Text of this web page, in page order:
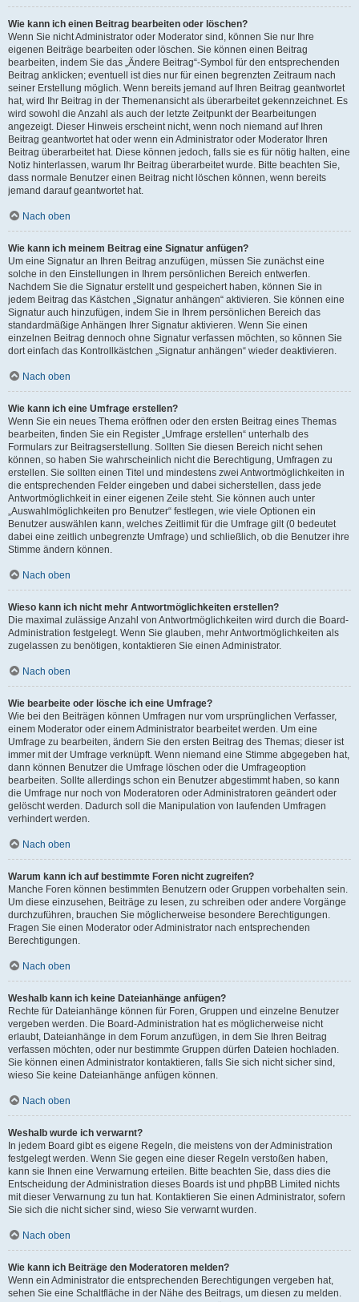
Wie kann ich einen Beitrag bearbeiten oder löschen?
Wenn Sie nicht Administrator oder Moderator sind, können Sie nur Ihre
eigenen Beiträge bearbeiten oder löschen. Sie können einen Beitrag
bearbeiten, indem Sie das „Ändere Beitrag“-Symbol für den entsprechenden
Beitrag anklicken; eventuell ist dies nur für einen begrenzten Zeitraum nach
seiner Erstellung möglich. Wenn bereits jemand auf Ihren Beitrag geantwortet
hat, wird Ihr Beitrag in der Themenansicht als überarbeitet gekennzeichnet. Es
wird sowohl die Anzahl als auch der letzte Zeitpunkt der Bearbeitungen
angezeigt. Dieser Hinweis erscheint nicht, wenn noch niemand auf Ihren
Beitrag geantwortet hat oder wenn ein Administrator oder Moderator Ihren
Beitrag überarbeitet hat. Diese können jedoch, falls sie es für nötig halten, eine
Notiz hinterlassen, warum Ihr Beitrag überarbeitet wurde. Bitte beachten Sie,
dass normale Benutzer einen Beitrag nicht löschen können, wenn bereits
jemand darauf geantwortet hat.
Nach oben
Wie kann ich meinem Beitrag eine Signatur anfügen?
Um eine Signatur an Ihren Beitrag anzufügen, müssen Sie zunächst eine
solche in den Einstellungen in Ihrem persönlichen Bereich entwerfen.
Nachdem Sie die Signatur erstellt und gespeichert haben, können Sie in
jedem Beitrag das Kästchen „Signatur anhängen“ aktivieren. Sie können eine
Signatur auch hinzufügen, indem Sie in Ihrem persönlichen Bereich das
standardmäßige Anhängen Ihrer Signatur aktivieren. Wenn Sie einen
einzelnen Beitrag dennoch ohne Signatur verfassen möchten, so können Sie
dort einfach das Kontrollkästchen „Signatur anhängen“ wieder deaktivieren.
Nach oben
Wie kann ich eine Umfrage erstellen?
Wenn Sie ein neues Thema eröffnen oder den ersten Beitrag eines Themas
bearbeiten, finden Sie ein Register „Umfrage erstellen“ unterhalb des
Formulars zur Beitragserstellung. Sollten Sie diesen Bereich nicht sehen
können, so haben Sie wahrscheinlich nicht die Berechtigung, Umfragen zu
erstellen. Sie sollten einen Titel und mindestens zwei Antwortmöglichkeiten in
die entsprechenden Felder eingeben und dabei sicherstellen, dass jede
Antwortmöglichkeit in einer eigenen Zeile steht. Sie können auch unter
„Auswahlmöglichkeiten pro Benutzer“ festlegen, wie viele Optionen ein
Benutzer auswählen kann, welches Zeitlimit für die Umfrage gilt (0 bedeutet
dabei eine zeitlich unbegrenzte Umfrage) und schließlich, ob die Benutzer ihre
Stimme ändern können.
Nach oben
Wieso kann ich nicht mehr Antwortmöglichkeiten erstellen?
Die maximal zulässige Anzahl von Antwortmöglichkeiten wird durch die Board-
Administration festgelegt. Wenn Sie glauben, mehr Antwortmöglichkeiten als
zugelassen zu benötigen, kontaktieren Sie einen Administrator.
Nach oben
Wie bearbeite oder lösche ich eine Umfrage?
Wie bei den Beiträgen können Umfragen nur vom ursprünglichen Verfasser,
einem Moderator oder einem Administrator bearbeitet werden. Um eine
Umfrage zu bearbeiten, ändern Sie den ersten Beitrag des Themas; dieser ist
immer mit der Umfrage verknüpft. Wenn niemand eine Stimme abgegeben hat,
dann können Benutzer die Umfrage löschen oder die Umfrageoption
bearbeiten. Sollte allerdings schon ein Benutzer abgestimmt haben, so kann
die Umfrage nur noch von Moderatoren oder Administratoren geändert oder
gelöscht werden. Dadurch soll die Manipulation von laufenden Umfragen
verhindert werden.
Nach oben
Warum kann ich auf bestimmte Foren nicht zugreifen?
Manche Foren können bestimmten Benutzern oder Gruppen vorbehalten sein.
Um diese einzusehen, Beiträge zu lesen, zu schreiben oder andere Vorgänge
durchzuführen, brauchen Sie möglicherweise besondere Berechtigungen.
Fragen Sie einen Moderator oder Administrator nach entsprechenden
Berechtigungen.
Nach oben
Weshalb kann ich keine Dateianhänge anfügen?
Rechte für Dateianhänge können für Foren, Gruppen und einzelne Benutzer
vergeben werden. Die Board-Administration hat es möglicherweise nicht
erlaubt, Dateianhänge in dem Forum anzufügen, in dem Sie Ihren Beitrag
verfassen möchten, oder nur bestimmte Gruppen dürfen Dateien hochladen.
Sie können einen Administrator kontaktieren, falls Sie sich nicht sicher sind,
wieso Sie keine Dateianhänge anfügen können.
Nach oben
Weshalb wurde ich verwarnt?
In jedem Board gibt es eigene Regeln, die meistens von der Administration
festgelegt werden. Wenn Sie gegen eine dieser Regeln verstoßen haben,
kann sie Ihnen eine Verwarnung erteilen. Bitte beachten Sie, dass dies die
Entscheidung der Administration dieses Boards ist und phpBB Limited nichts
mit dieser Verwarnung zu tun hat. Kontaktieren Sie einen Administrator, sofern
Sie sich die nicht sicher sind, wieso Sie verwarnt wurden.
Nach oben
Wie kann ich Beiträge den Moderatoren melden?
Wenn ein Administrator die entsprechenden Berechtigungen vergeben hat,
sehen Sie eine Schaltfläche in der Nähe des Beitrags, um diesen zu melden.